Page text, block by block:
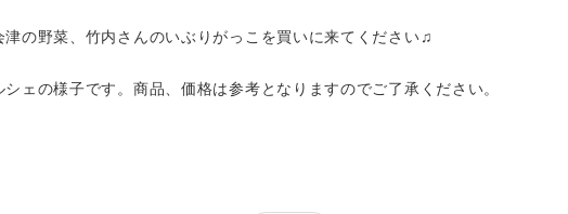
津の野菜、竹内さんのいぶりがっこを買いに来てください♫
ェの様子です。商品、価格は参考となりますのでご了承ください。